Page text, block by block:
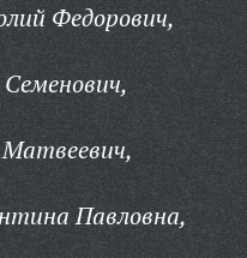
Федорович,
Павловна,